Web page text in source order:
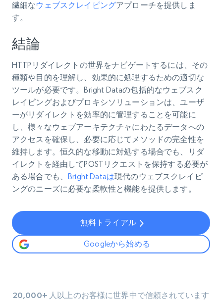
繊細なウェブスクレイピングアプローチを提供しま
す。
結論
HTTPリダイレクトの世界をナビゲートするには、その
種類や目的を理解し、効果的に処理するための適切な
ツールが必要です。Bright Dataの包括的なウェブスク
レイピングおよびプロキシソリューションは、ユーザ
ーがリダイレクトを効率的に管理することを可能に
し、様々なウェブアーキテクチャにわたるデータへの
アクセスを確保し、必要に応じてメソッドの完全性を
維持します。恒久的な移動に対処する場合でも、リダ
イレクトを経由してPOSTリクエストを保持する必要が
ある場合でも、Bright Dataは現代のウェブスクレイピ
ングのニーズに必要な柔軟性と機能を提供します。
無料トライアル
Googleから始める
20,000+ 人以上のお客様に世界中で信頼されています